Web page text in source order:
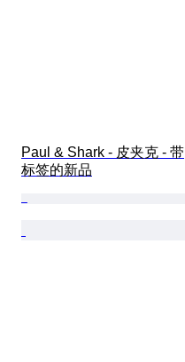
Paul & Shark - 皮夹克 - 带
标签的新品